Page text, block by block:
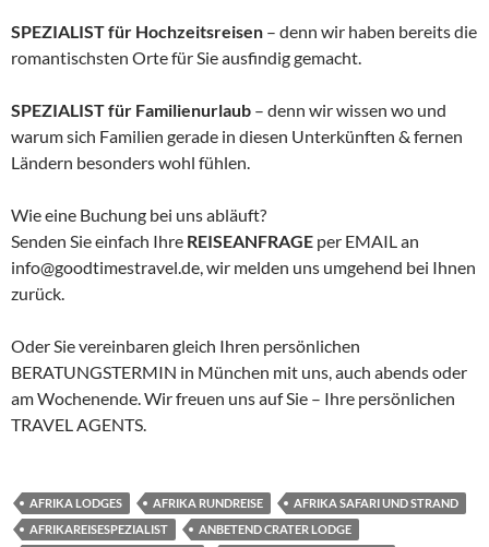
SPEZIALIST für Hochzeitsreisen – denn wir haben bereits die
romantischsten Orte für Sie ausfindig gemacht.
SPEZIALIST für Familienurlaub – denn wir wissen wo und
warum sich Familien gerade in diesen Unterkünften & fernen
Ländern besonders wohl fühlen.
Wie eine Buchung bei uns abläuft?
Senden Sie einfach Ihre REISEANFRAGE per EMAIL an
info@goodtimestravel.de, wir melden uns umgehend bei Ihnen
zurück.
Oder Sie vereinbaren gleich Ihren persönlichen
BERATUNGSTERMIN in München mit uns, auch abends oder
am Wochenende. Wir freuen uns auf Sie – Ihre persönlichen
TRAVEL AGENTS.
AFRIKA LODGES AFRIKA RUNDREISE
AFRIKA SAFARI UND STRAND
AFRIKAREISESPEZIALIST
ANBETEND CRATER LODGE